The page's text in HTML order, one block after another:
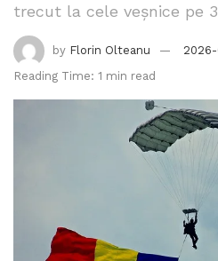
trecut la cele veșnice pe
by Florin Olteanu
Reading Time: 1 min read